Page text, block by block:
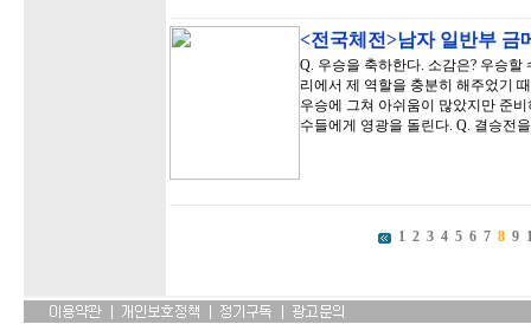
<전국체전>남자 일반부
Q. 우승을 축하한다. 소감은? 우승
리에서 제 역할을 충분히 해주었기
우승에 그쳐 아쉬움이 많았지만 준
수들에게 영광을 돌린다. Q. 결승전
1 2 3 4 5 6 7 8 9